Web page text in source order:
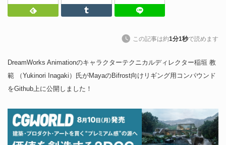
Feedly Tumblr
この記事は約1分1秒で読めます
DreamWorks Animationのキャラクターテクニカルディレクター稲垣 教
範 （Yukinori Inagaki）氏がMayaのBifrost向けリギング用コンパウンド
をGithub上に公開しました！